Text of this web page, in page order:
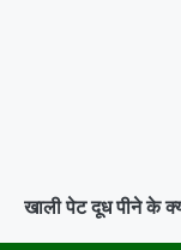
खाली पेट दूध पीने के